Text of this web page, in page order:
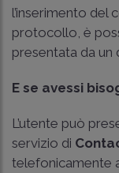
l’inserimento del
protocollo, è
presentata da
E se avessi
L’utente può
servizio di
telefonicamente